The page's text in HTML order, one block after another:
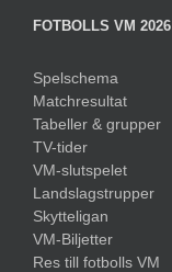
FOTBOLLS VM 2026
Spelschema
Matchresultat
Tabeller & grupper
TV-tider
VM-slutspelet
Landslagstrupper
Skytteligan
VM-Biljetter
Res till fotbolls VM